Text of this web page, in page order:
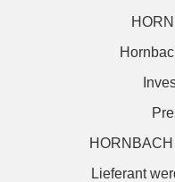
Lieferant